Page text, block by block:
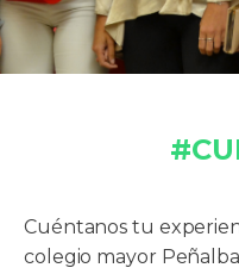
Cuéntanos tu
colegio mayor